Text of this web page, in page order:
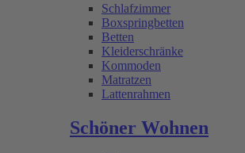
Schlafzimmer
Boxspringbetten
Betten
Kleiderschränke
Kommoden
Matratzen
Lattenrahmen
Schöner Wohnen